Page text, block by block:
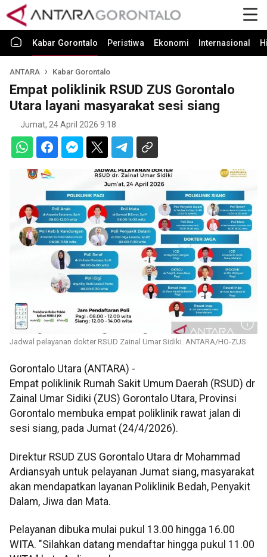
Kabar Gorontalo Peristiwa Ekonomi Internasional
ANTARA Kabar Gorontalo
Empat poliklinik RSUD ZUS Gorontalo
Utara layani masyarakat sesi siang
Jumat, 24 April 2026 9:18
Jadwal pelayanan dokter RSUD Zainal Umar Sidiki. ANTARA/HO-ZUS
Gorontalo Utara (ANTARA) -
Empat poliklinik Rumah Sakit Umum Daerah (RSUD) dr
Zainal Umar Sidiki (ZUS) Gorontalo Utara, Provinsi
Gorontalo membuka empat poliklinik rawat jalan di
sesi siang, pada Jumat (24/4/2026).
Direktur RSUD ZUS Gorontalo Utara dr Mohammad
Ardiansyah untuk pelayanan Jumat siang, masyarakat
akan mendapatkan layanan Poliklinik Bedah, Penyakit
Dalam, Jiwa dan Mata.
Pelayanan dibuka mulai pukul 13.00 hingga 16.00
WITA. "Silahkan datang mendaftar hingga pukul 11.00